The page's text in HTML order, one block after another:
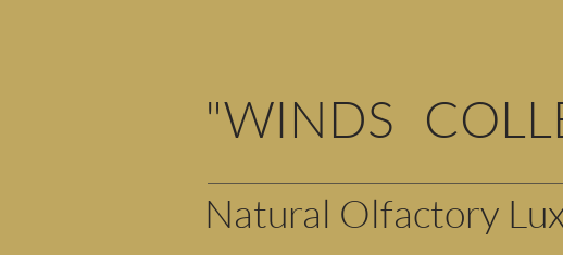
"WINDS
Natural Olfactory